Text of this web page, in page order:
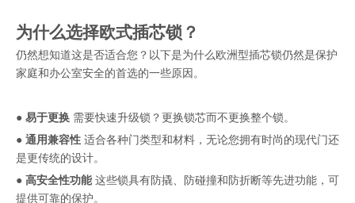
为什么选择欧式插芯锁？
仍然想知道这是否适合您？以下是为什么欧洲型插芯锁仍然是保护
家庭和办公室安全的首选的一些原因。
● 易于更换 需要快速升级锁？更换锁芯而不更换整个锁。
● 通用兼容性 适合各种门类型和材料，无论您拥有时尚的现代门还
是更传统的设计。
● 高安全性功能这些锁具有防撬、防碰撞和防折断等先进功能，可
提供可靠的保护。